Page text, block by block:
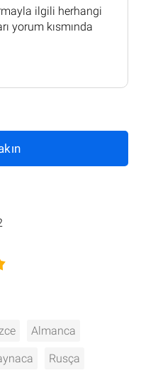
ilgili herhangi
yorum kısmında
Almanca
Rusça